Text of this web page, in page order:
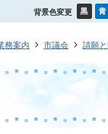
背景色変更
務案内 市議会 請願